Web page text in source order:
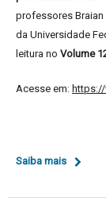
professores Braian
da Universidade
leitura no Volume
Acesse em: https://
Saiba mais